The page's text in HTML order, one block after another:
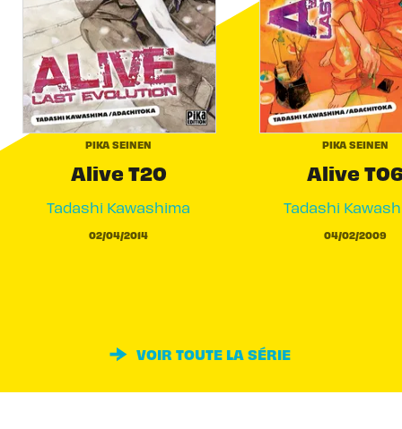
PIKA SEINEN
Alive T20
Tadashi Kawashima
02/04/2014
PIKA SEINEN
Alive
Tadashi
04/02/2009
VOIR TOUTE LA SÉRIE